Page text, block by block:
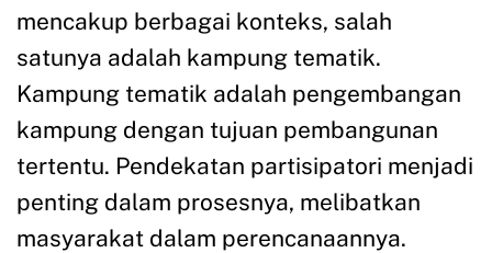
mencakup berbagai konteks, salah
satunya adalah kampung tematik.
Kampung tematik adalah pengembangan
kampung dengan tujuan pembangunan
tertentu. Pendekatan partisipatori menjadi
penting dalam prosesnya, melibatkan
masyarakat dalam perencanaannya.